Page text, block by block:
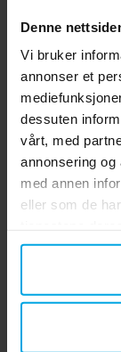
Denne
Vi bruker
annonser et
dessuten
vårt, med
annonsering
med annen
eller som de
helst.årets